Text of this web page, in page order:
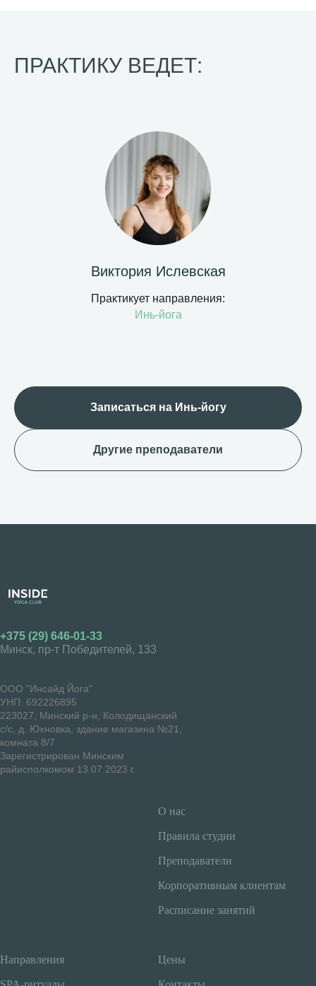
ПРАКТИКУ ВЕДЕТ:
Виктория Ислевская
Практикует направления:
Инь-йога
Записаться на Инь-йогу
Другие преподаватели
+375 (29) 646-01-33
Минск, пр-т Победителей, 133
ООО "Инсайд Йога"
УНП: 692226895
223027, Минский р-н, Колодищанский
с/с, д. Юхновка, здание магазина №21,
комната 8/7
Зарегистрирован Минским
райисполкомом 13.07.2023 г.
О нас
Правила студии
Преподаватели
Корпоративным клиентам
Расписание занятий
Направления Цены